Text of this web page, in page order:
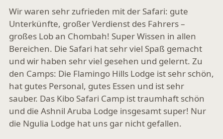
Wir waren sehr zufrieden mit der Safari: gute
Unterkünfte, großer Verdienst des Fahrers –
großes Lob an Chombah! Super Wissen in allen
Bereichen. Die Safari hat sehr viel Spaß gemacht
und wir haben sehr viel gesehen und gelernt. Zu
den Camps: Die Flamingo Hills Lodge ist sehr schön,
hat gutes Personal, gutes Essen und ist sehr
sauber. Das Kibo Safari Camp ist traumhaft schön
und die Ashnil Aruba Lodge insgesamt super! Nur
die Ngulia Lodge hat uns gar nicht gefallen.